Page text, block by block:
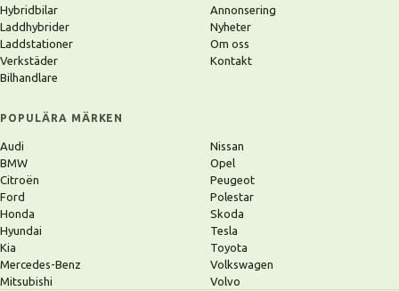
Hybridbilar
Laddhybrider
Laddstationer
Verkstäder
Bilhandlare
Annonsering
Nyheter
Om oss
Kontakt
POPULÄRA MÄRKEN
Audi
BMW
Citroën
Ford
Honda
Hyundai
Kia
Mercedes-Benz
Mitsubishi
Nissan
Opel
Peugeot
Polestar
Skoda
Tesla
Toyota
Volkswagen
Volvo